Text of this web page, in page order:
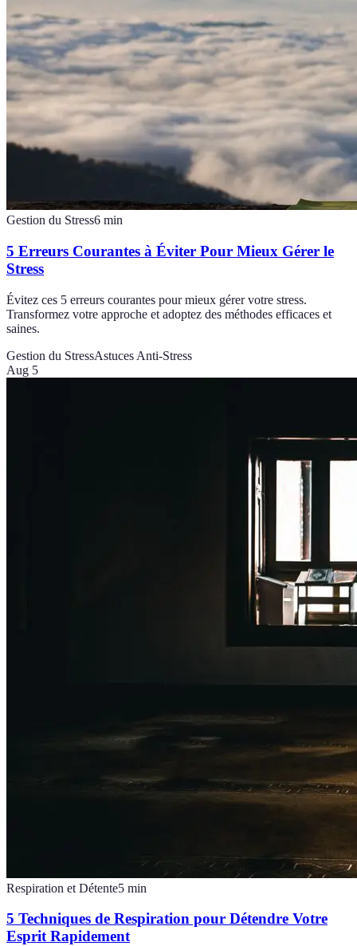
Gestion du Stress6 min
5 Erreurs Courantes à Éviter Pour Mieux Gérer le
Stress
Évitez ces 5 erreurs courantes pour mieux gérer votre stress.
Transformez votre approche et adoptez des méthodes efficaces et
saines.
Gestion du StressAstuces Anti-Stress
Aug 5
Respiration et Détente5 min
5 Techniques de Respiration pour Détendre Votre
Esprit Rapidement